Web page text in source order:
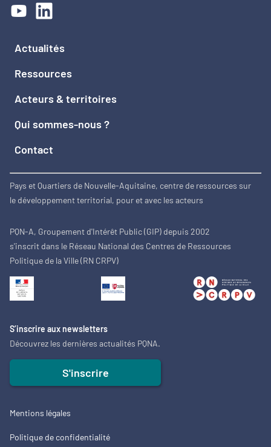
Actualités
Ressources
Acteurs & territoires
Qui sommes-nous ?
Contact
Pays et Quartiers de Nouvelle-Aquitaine, centre de ressources sur
le développement territorial, pour et avec les acteurs
PQN-A, Groupement d'Intérêt Public (GIP) depuis 2002
s'inscrit dans le Réseau National des Centres de Ressources
Politique de la Ville (RN CRPV)
S’inscrire aux newsletters
Découvrez les dernières actualités PQNA.
S'inscrire
Mentions légales
Politique de confidentialité